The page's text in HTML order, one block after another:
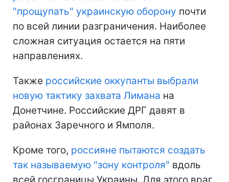
"прощупать" украинскую оборону почти
по всей линии разграничения. Наиболее
сложная ситуация остается на пяти
направлениях.
Также российские оккупанты выбрали
новую тактику захвата Лимана на
Донетчине. Российские ДРГ давят в
районах Заречного и Ямполя.
Кроме того, россияне пытаются создать
так называемую "зону контроля" вдоль
всей госграницы Украины. Для этого враг